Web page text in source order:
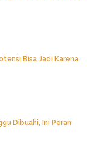
Bisa Jadi Karena
Dibuahi, Ini Peran